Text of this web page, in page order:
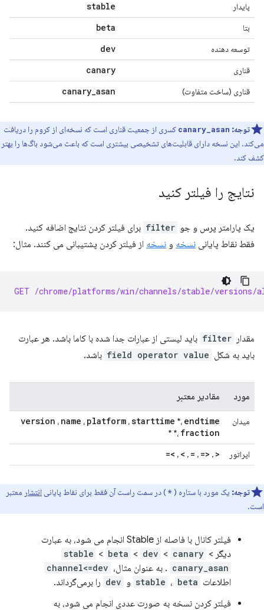
پایدار stable
بتا beta
توسعه دهنده dev
قناری canary
قناری (ساخت متفاوت) canary_asan
توجه: canary_asan کسری از جمعیت قناری است که نسخه‌ای از کروم را دریافت
می‌کند. این نسخه دارای قابلیت‌های تشخیصی بیشتری است که باعث می‌شود باگ‌ها را بهتر
کشف کند.
نتایج را فیلتر کنید
یک پارامتر پرس و جو filter برای فیلتر کردن نتایج اضافه کنید.
فقط نقاط پایانی نسخه و نسخه از فیلتر کردن پشتیبانی می کنند. مثال:
GET /chrome/platforms/win/channels/stable/
مقدار filter باید لیستی از عبارات جدا شده با کاما باشد. هر عبارت
باید به شکل field operator value باشد.
مورد مقادیر معتبر
میدان version ، name ، platform ،starttime *، endtime
*، fraction
*
اپراتور
<
,
<=
,
=
,
>
,
>=
توجه: یک مورد با ستاره ( * ) در سمت راست آن فقط برای نقاط پایانی انتشار معتبر
است.
فیلتر کانال با فاصله از Stable انجام می شود، به عبارت
دیگر
stable < beta < dev < canary <
canary_asan . به عنوان مثال، channel<=dev
اطلاعات stable ، beta و dev را برمی‌گرداند.
فیلتر کردن نسخه به صورت عددی انجام می شود، به